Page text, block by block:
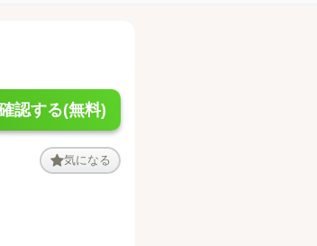
認する(無料)
気になる